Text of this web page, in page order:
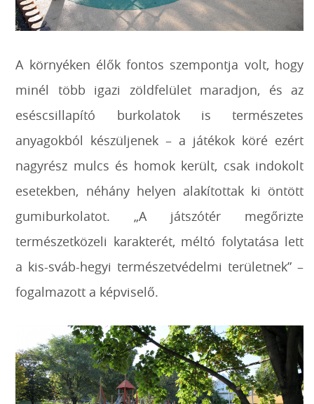
A környéken élők fontos szempontja volt, hogy
minél több igazi zöldfelület maradjon, és az
eséscsillapító burkolatok is természetes
anyagokból készüljenek – a játékok köré ezért
nagyrész mulcs és homok került, csak indokolt
esetekben, néhány helyen alakítottak ki öntött
gumiburkolatot. „A játszótér megőrizte
természetközeli karakterét, méltó folytatása lett
a kis-sváb-hegyi természetvédelmi területnek” –
fogalmazott a képviselő.